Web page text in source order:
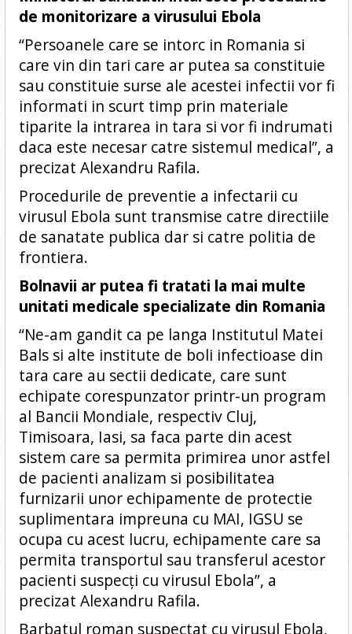
de monitorizare a virusului Ebola
“Persoanele care se intorc in Romania si
care vin din tari care ar putea sa constituie
sau constituie surse ale acestei infectii vor fi
informati in scurt timp prin materiale
tiparite la intrarea in tara si vor fi indrumati
daca este necesar catre sistemul medical”, a
precizat Alexandru Rafila.
Procedurile de preventie a infectarii cu
virusul Ebola sunt transmise catre directiile
de sanatate publica dar si catre politia de
frontiera.
Bolnavii ar putea fi tratati la mai multe
unitati medicale specializate din Romania
“Ne-am gandit ca pe langa Institutul Matei
Bals si alte institute de boli infectioase din
tara care au sectii dedicate, care sunt
echipate corespunzator printr-un program
al Bancii Mondiale, respectiv Cluj,
Timisoara, Iasi, sa faca parte din acest
sistem care sa permita primirea unor astfel
de pacienti analizam si posibilitatea
furnizarii unor echipamente de protectie
suplimentara impreuna cu MAI, IGSU se
ocupa cu acest lucru, echipamente care sa
permita transportul sau transferul acestor
pacienti suspecți cu virusul Ebola”, a
precizat Alexandru Rafila.
Barbatul roman suspectat cu virusul Ebola,